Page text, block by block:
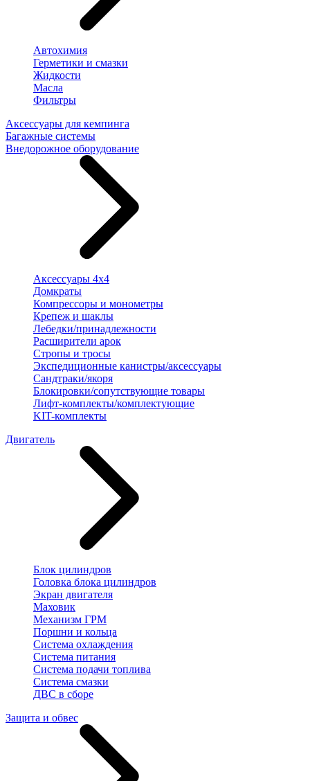
Автохимия
Герметики и смазки
Жидкости
Масла
Фильтры
Аксессуары для кемпинга
Багажные системы
Внедорожное оборудование
Аксессуары 4х4
Домкраты
Компрессоры и монометры
Крепеж и шаклы
Лебедки/принадлежности
Расширители арок
Стропы и тросы
Экспедиционные канистры/аксессуары
Сандтраки/якоря
Блокировки/сопутствующие товары
Лифт-комплекты/комплектующие
KIT-комплекты
Двигатель
Блок цилиндров
Головка блока цилиндров
Экран двигателя
Маховик
Механизм ГРМ
Поршни и кольца
Система охлаждения
Система питания
Система подачи топлива
Система смазки
ДВС в сборе
Защита и обвес